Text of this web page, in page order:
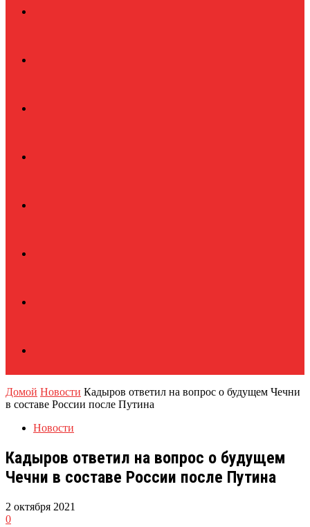
Домой Новости Кадыров ответил на вопрос о будущем Чечни
в составе России после Путина
Новости
Кадыров ответил на вопрос о будущем
Чечни в составе России после Путина
2 октября 2021
0